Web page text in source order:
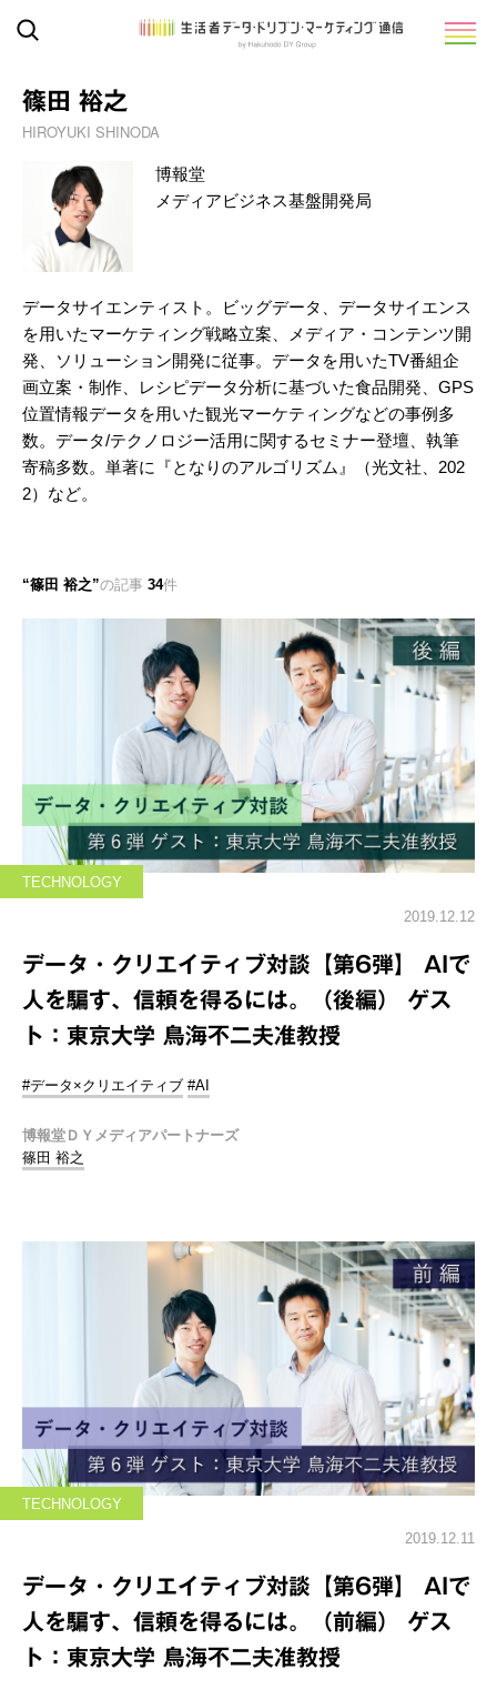
篠田 裕之
HIROYUKI SHINODA
博報堂
メディアビジネス基盤開発局
データサイエンティスト。ビッグデータ、データサイエンス
を用いたマーケティング戦略立案、メディア・コンテンツ開
発、ソリューション開発に従事。データを用いたTV番組企
画立案・制作、レシピデータ分析に基づいた食品開発、GPS
位置情報データを用いた観光マーケティングなどの事例多
数。データ/テクノロジー活用に関するセミナー登壇、執筆
寄稿多数。単著に『となりのアルゴリズム』（光文社、202
2）など。
篠田 裕之 の記事 34件
TECHNOLOGY
2019.12.12
データ・クリエイティブ対談【第6弾】 AIで
人を騙す、信頼を得るには。（後編） ゲス
ト：東京大学 鳥海不二夫准教授
#データ×クリエイティブ #AI
博報堂ＤＹメディアパートナーズ
篠田 裕之
TECHNOLOGY
2019.12.11
データ・クリエイティブ対談【第6弾】 AIで
人を騙す、信頼を得るには。（前編） ゲス
ト：東京大学 鳥海不二夫准教授